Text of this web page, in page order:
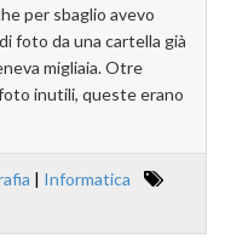
per sbaglio avevo
foto da una cartella già
migliaia. Otre
inutili, queste erano
| Informatica